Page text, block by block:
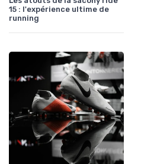
15 : l'expérience ultime de
running